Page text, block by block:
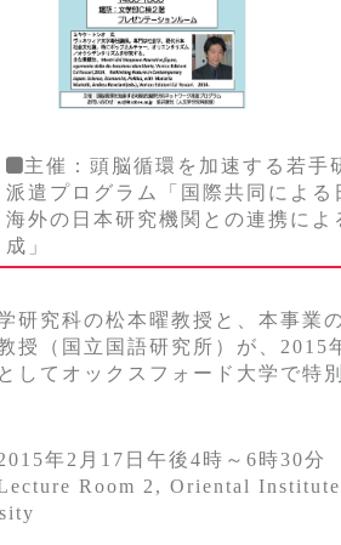
主催：頭脳循環を加速する若手
派遣プログラム「国際共同によ
海外の日本研究機関との連携によ
成」
研究科の松本曜教授と、本事業
授（国立国語研究所）が、2015
してオックスフォード大学で特
年2月17日午後4時～6時30分
Room 2, Oriental